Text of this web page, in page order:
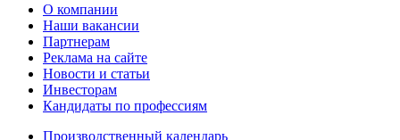
О компании
Наши вакансии
Партнерам
Реклама на сайте
Новости и статьи
Инвесторам
Кандидаты по профессиям
Производственный календарь